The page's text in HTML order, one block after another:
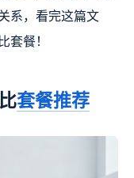
系，看完这篇文
套餐！
套餐推荐